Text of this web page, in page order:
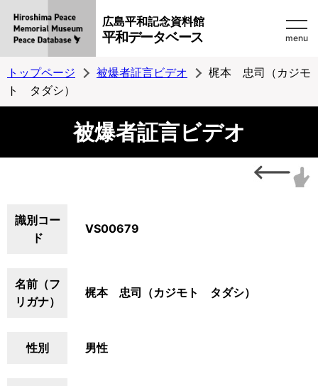
広島平和記念資料館
平和データベース menu
トップページ 被爆者証言ビデオ
梶本 忠司（カジモ
ト タダシ）
被爆者証言ビデオ
識別コー
ド
VS00679
名前（フ
リガナ）
梶本 忠司（カジモト タダシ）
性別 男性